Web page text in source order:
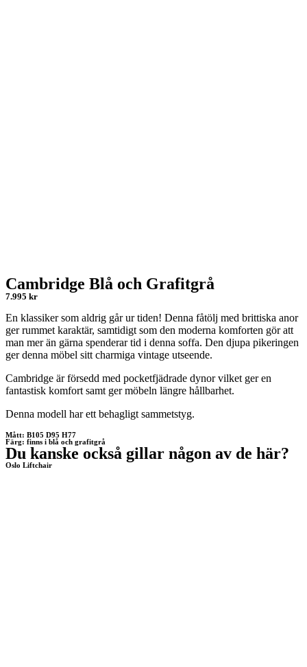
Cambridge Blå och Grafitgrå
7.995 kr
En klassiker som aldrig går ur tiden! Denna fåtölj med brittiska anor
ger rummet karaktär, samtidigt som den moderna komforten gör att
man mer än gärna spenderar tid i denna soffa. Den djupa pikeringen
ger denna möbel sitt charmiga vintage utseende.
Cambridge är försedd med pocketfjädrade dynor vilket ger en
fantastisk komfort samt ger möbeln längre hållbarhet.
Denna modell har ett behagligt sammetstyg.
Mått: B105 D95 H77
Färg: finns i blå och grafitgrå
Du kanske också gillar någon av de här?
Oslo Liftchair